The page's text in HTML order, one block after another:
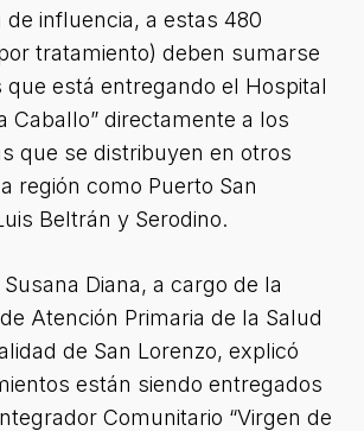
de influencia, a estas 480
tratamiento) deben sumarse
que está entregando el Hospital
Caballo” directamente a los
que se distribuyen en otros
región como Puerto San
Beltrán y Serodino.
Diana, a cargo de la
Atención Primaria de la Salud
de San Lorenzo, explicó
están siendo entregados
Comunitario “Virgen de